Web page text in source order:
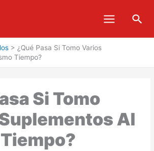
> ¿Qué Pasa Si Tomo Varios
Tiempo?
Si Tomo
Al